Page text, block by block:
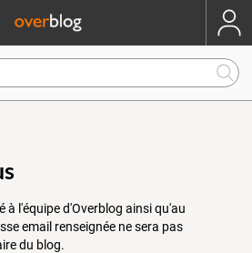
à l'équipe d'Overblog ainsi qu'au
email renseignée ne sera pas
du blog.